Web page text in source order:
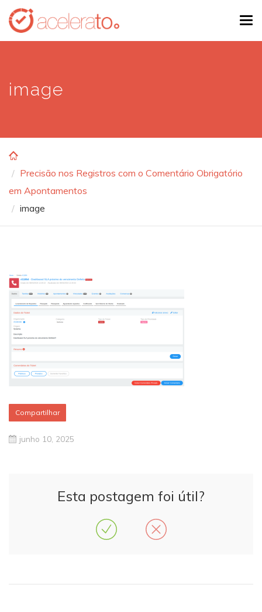
Skip
main
image
Precisão nos Registros com o Comentário Obrigatório
em Apontamentos
image
Compartilhar
junho 10, 2025
Esta postagem foi útil?